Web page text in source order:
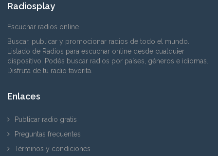
Radiosplay
Escuchar radios online
Buscar, publicar y promocionar radios de todo el mundo.
Listado de Radios para escuchar online desde cualquier
dispositivo. Podés buscar radios por países, géneros e idiomas.
Disfrutá de tu radio favorita.
Enlaces
Publicar radio gratis
Preguntas frecuentes
Términos y condiciones